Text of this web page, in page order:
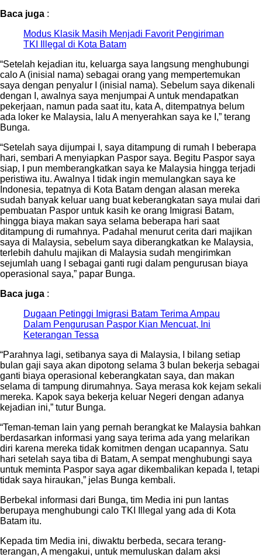
Baca juga :
Modus Klasik Masih Menjadi Favorit Pengiriman
TKI Illegal di Kota Batam
“Setelah kejadian itu, keluarga saya langsung menghubungi
calo A (inisial nama) sebagai orang yang mempertemukan
saya dengan penyalur I (inisial nama). Sebelum saya dikenali
dengan I, awalnya saya menjumpai A untuk mendapatkan
pekerjaan, namun pada saat itu, kata A, ditempatnya belum
ada loker ke Malaysia, lalu A menyerahkan saya ke I,” terang
Bunga.
“Setelah saya dijumpai I, saya ditampung di rumah I beberapa
hari, sembari A menyiapkan Paspor saya. Begitu Paspor saya
siap, I pun memberangkatkan saya ke Malaysia hingga terjadi
peristiwa itu. Awalnya I tidak ingin memulangkan saya ke
Indonesia, tepatnya di Kota Batam dengan alasan mereka
sudah banyak keluar uang buat keberangkatan saya mulai dari
pembuatan Paspor untuk kasih ke orang Imigrasi Batam,
hingga biaya makan saya selama beberapa hari saat
ditampung di rumahnya. Padahal menurut cerita dari majikan
saya di Malaysia, sebelum saya diberangkatkan ke Malaysia,
terlebih dahulu majikan di Malaysia sudah mengirimkan
sejumlah uang I sebagai ganti rugi dalam pengurusan biaya
operasional saya,” papar Bunga.
Baca juga :
Dugaan Petinggi Imigrasi Batam Terima Ampau
Dalam Pengurusan Paspor Kian Mencuat, Ini
Keterangan Tessa
“Parahnya lagi, setibanya saya di Malaysia, I bilang setiap
bulan gaji saya akan dipotong selama 3 bulan bekerja sebagai
ganti biaya operasional keberangkatan saya, dan makan
selama di tampung dirumahnya. Saya merasa kok kejam sekali
mereka. Kapok saya bekerja keluar Negeri dengan adanya
kejadian ini,” tutur Bunga.
“Teman-teman lain yang pernah berangkat ke Malaysia bahkan
berdasarkan informasi yang saya terima ada yang melarikan
diri karena mereka tidak komitmen dengan ucapannya. Satu
hari setelah saya tiba di Batam, A sempat menghubungi saya
untuk meminta Paspor saya agar dikembalikan kepada I, tetapi
tidak saya hiraukan,” jelas Bunga kembali.
Berbekal informasi dari Bunga, tim Media ini pun lantas
berupaya menghubungi calo TKI Illegal yang ada di Kota
Batam itu.
Kepada tim Media ini, diwaktu berbeda, secara terang-
terangan, A mengakui, untuk memuluskan dalam aksi